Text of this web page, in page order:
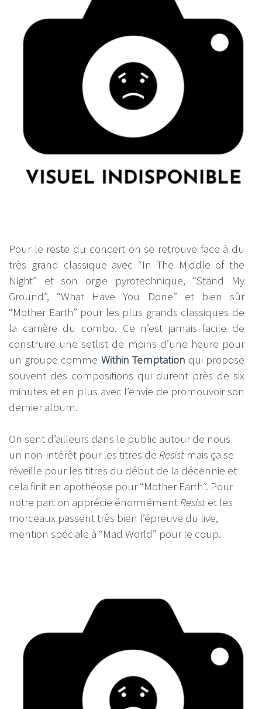
Pour le reste du concert on se retrouve face à du
très grand classique avec “In The Middle of the
Night” et son orgie pyrotechnique, “Stand My
Ground”, “What Have You Done” et bien sûr
“Mother Earth” pour les plus grands classiques de
la carrière du combo. Ce n’est jamais facile de
construire une setlist de moins d’une heure pour
un groupe comme Within Temptation qui propose
souvent des compositions qui durent près de six
minutes et en plus avec l’envie de promouvoir son
dernier album.
On sent d’ailleurs dans le public autour de nous
un non-intérêt pour les titres de Resist mais ça se
réveille pour les titres du début de la décennie et
cela finit en apothéose pour “Mother Earth”. Pour
notre part on apprécie énormémentResist et les
morceaux passent très bien l’épreuve du live,
mention spéciale à “Mad World” pour le coup.